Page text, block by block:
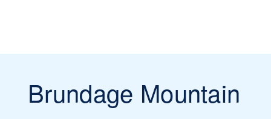
Brundage Mountain